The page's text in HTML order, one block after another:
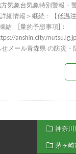
気象台気象特別警報・
細情報＞継続：【低
結 [量的予想事項]：
メール青森県 の防災・
神奈川
茅ヶ